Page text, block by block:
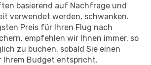
basierend auf Nachfrage und
verwendet werden, schwanken.
Preis für Ihren Flug nach
empfehlen wir Ihnen immer, so
zu buchen, sobald Sie einen
Ihrem Budget entspricht.